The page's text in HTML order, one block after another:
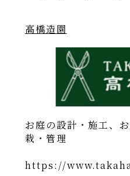
高橋造園
お庭の設計・施工、
栽・管理
https://